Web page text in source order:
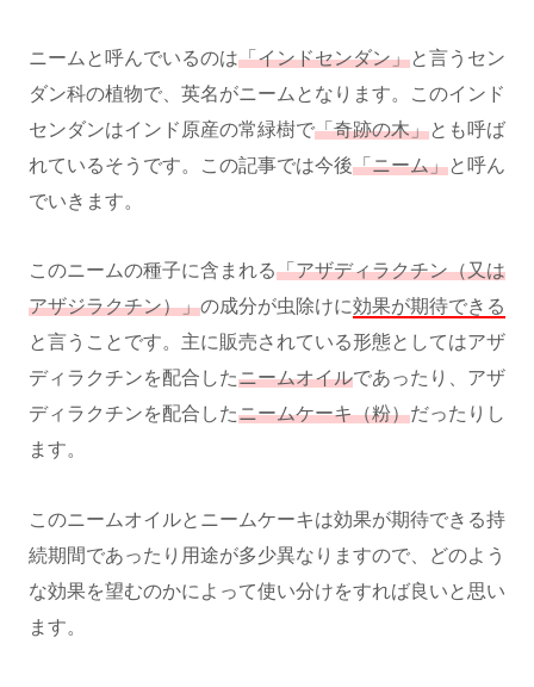
ニームと呼んでいるのは「インドセンダン」と言うセン
ダン科の植物で、英名がニームとなります。このインド
センダンはインド原産の常緑樹で「奇跡の木」とも呼ば
れているそうです。この記事では今後「ニーム」と呼ん
でいきます。
このニームの種子に含まれる「アザディラクチン（又は
アザジラクチン）」の成分が虫除けに効果が期待できる
と言うことです。主に販売されている形態としてはアザ
ディラクチンを配合したニームオイルであったり、アザ
ディラクチンを配合したニームケーキ（粉）だったりし
ます。
このニームオイルとニームケーキは効果が期待できる持
続期間であったり用途が多少異なりますので、どのよう
な効果を望むのかによって使い分けをすれば良いと思い
ます。